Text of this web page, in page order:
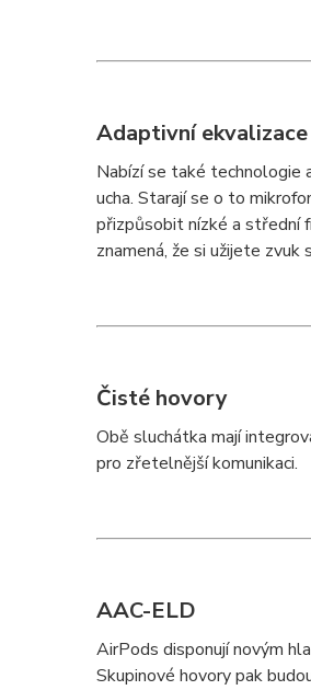
Adaptivní ekvalizace
Nabízí se také technologie
ucha. Starají se o to
přizpůsobit nízké a střední
znamená, že si užijete zvuk
Čisté hovory
Obě sluchátka mají
pro zřetelnější komunikaci.
AAC-ELD
AirPods disponují novým
Skupinové hovory pak